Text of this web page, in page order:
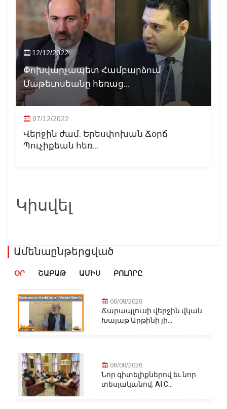
12/12/2022
Փոխվարչապետ Համբարձում
Մաթեւոսեանը հեռաց...
07/12/2022
Վերջին ժամ. Երեսփոխան Ճօրճ
Պուչիքեան հեռ...
Կիսվել
Ամենաընթերցված
ՕՐ ՇԱԲԱԹ ԱՄԻՍ ԲՈԼՈՐԸ
06/08/2026
Ճարապլուսի վերջին վկան.
Խայաթ Արթինի յի...
06/08/2026
Նոր գիտելիքներով եւ նոր
տեսլականով. AI C...